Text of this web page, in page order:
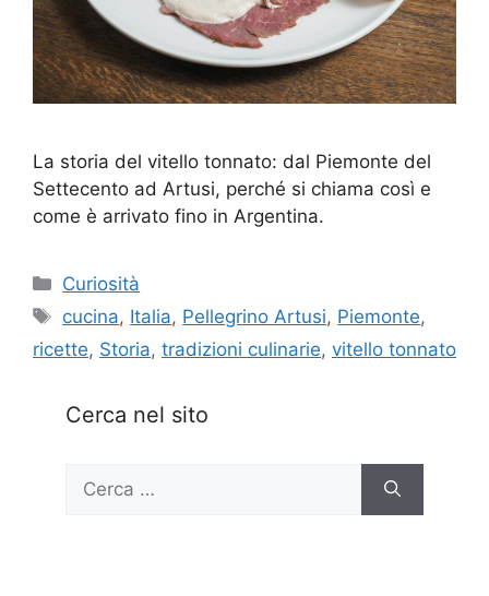
La storia del vitello tonnato: dal Piemonte del
Settecento ad Artusi, perché si chiama così e
come è arrivato fino in Argentina.
Categorie
Curiosità
Tag
cucina, Italia, Pellegrino Artusi, Piemonte,
ricette, Storia, tradizioni culinarie, vitello tonnato
Cerca nel sito
per: